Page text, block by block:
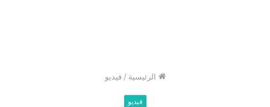
الرئيسية / فيديو
فيديو